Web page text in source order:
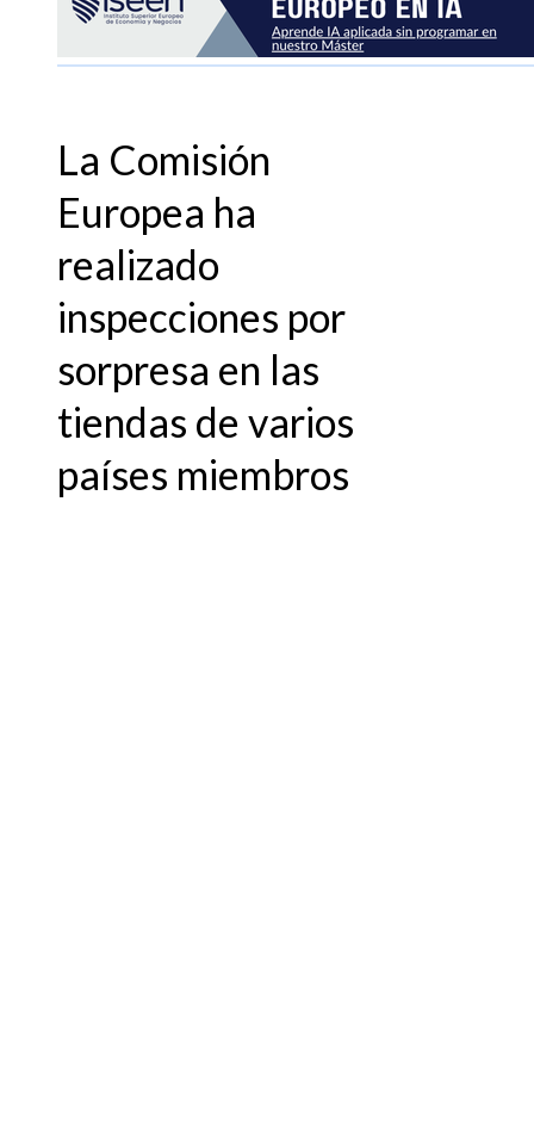
La Comisión
Europea ha
realizado
inspecciones por
sorpresa en las
tiendas de varios
países miembros